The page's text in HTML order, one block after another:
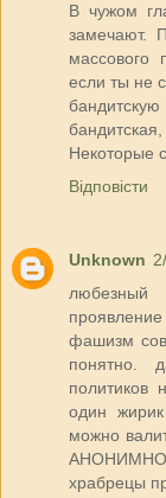
В чужом
замечают.
массового
если ты не
Некоторые
Відповісти
Unknown
любезный
фашизм
понятно.
политиков
один
можно
АНОНИМНО-
храбрецы